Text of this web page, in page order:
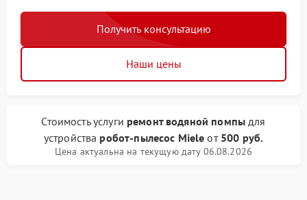
Получить консультацию
Наши цены
Стоимость услуги ремонт водяной помпыдля
устройства робот-пылесос Miele от 500 руб.
Цена актуальна на текущую дату 06.08.2026